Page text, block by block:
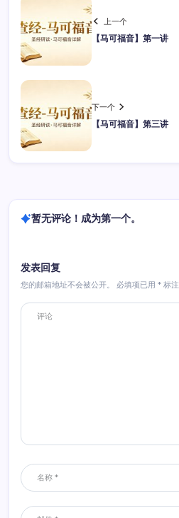
上一个
【马可福音】第一讲
下一个
【马可福音】第三讲
暂无评论！成为第一个。
发表回复
您的邮箱地址不会被公开。 必填项已用 * 标注